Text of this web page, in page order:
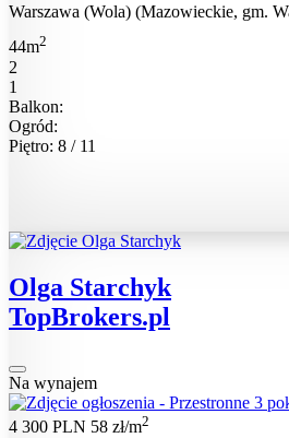
Warszawa (Wola) (Mazowieckie, gm.
44m2
2
1
Balkon:
Ogród:
Piętro: 8 / 11
Olga Starchyk
TopBrokers.pl
Na wynajem
4 300 PLN 58 zł/m2